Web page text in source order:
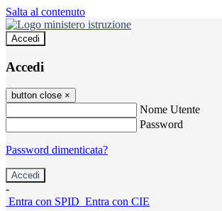
Salta al contenuto
Accedi
Accedi
button close ×
Nome Utente
Password
Password dimenticata?
-
Entra con SPID Entra con CIE